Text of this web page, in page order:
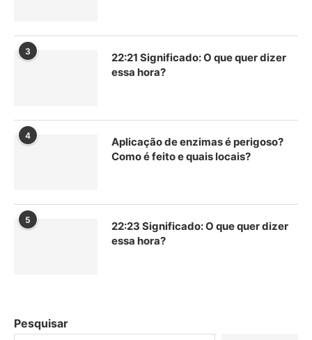
3
22:21 Significado: O que quer dizer
essa hora?
4
Aplicação de enzimas é perigoso?
Como é feito e quais locais?
5
22:23 Significado: O que quer dizer
essa hora?
Pesquisar